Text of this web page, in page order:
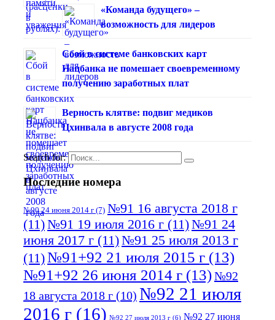
«Команда будущего» –
возможность для лидеров
Сбой в системе банковских карт
Нацбанка не помешает своевременному
получению заработных плат
Верность клятве: подвиг медиков
Цхинвала в августе 2008 года
Search for:
Последние номера
№90 24 июня 2014 г (7) №91 16 августа 2018 г
(11)№91 19 июля 2016 г (11)№91 24
июня 2017 г (11)№91 25 июля 2013 г
(11)№91+92 21 июля 2015 г (13)
№91+92 26 июня 2014 г (13)№92
18 августа 2018 г (10) №92 21 июля
2016 г (16) №92 27 июля 2013 г (6) №92 27 июня